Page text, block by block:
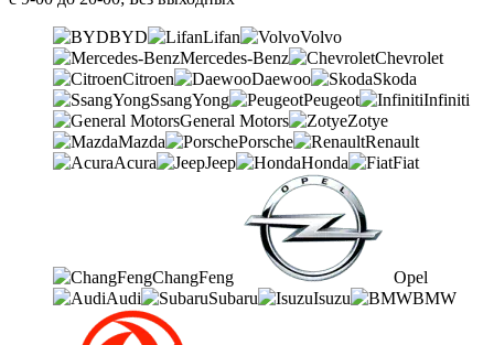
BYD Lifan
Volvo
Mercedes-Benz
Chevrolet
Citroen
Daewoo
Skoda
SsangYong
Peugeot
Infiniti
General Motors
Zotye
Mazda
Porsche
Renault
Acura
Jeep Honda Fiat
ChangFeng
Opel
Audi
Subaru Isuzu BMW